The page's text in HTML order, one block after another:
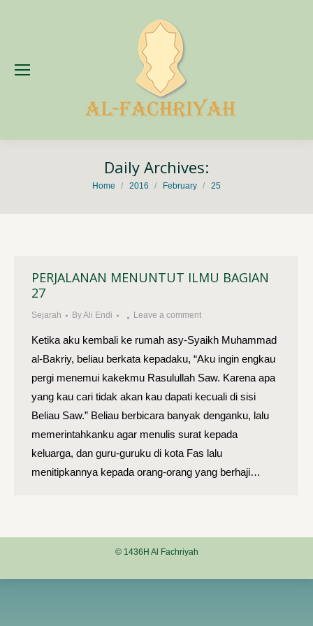
Daily Archives:
You are here:
Home 2016 February 25
PERJALANAN MENUNTUT ILMU BAGIAN
27
Sejarah ByAli Endi Leave a comment
Ketika aku kembali ke rumah asy-Syaikh Muham­mad
al-Bakriy, beliau berkata kepadaku, “Aku ingin engkau
pergi menemui kakekmu Rasulullah Saw. Karena apa
yang kau cari tidak akan kau dapati kecuali di sisi
Beliau Saw.” Beliau berbicara banyak denganku, lalu
memerintahkanku agar menulis surat kepada
keluarga, dan guru-guruku di kota Fas lalu
menitipkannya kepada orang-orang yang berhaji…
© 1436H Al Fachriyah